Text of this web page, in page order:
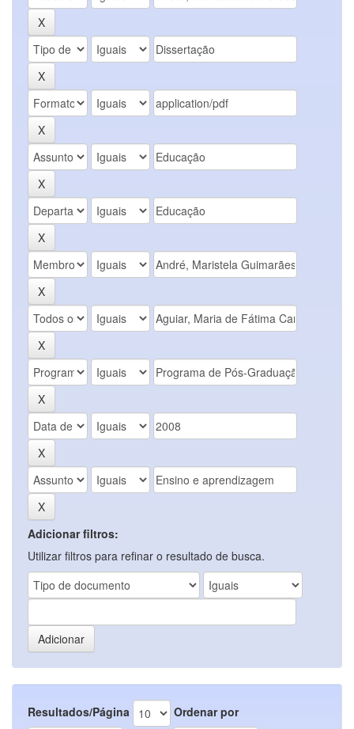
Adicionar filtros:
Utilizar filtros para refinar o resultado de busca.
Resultados/Página Ordenar por